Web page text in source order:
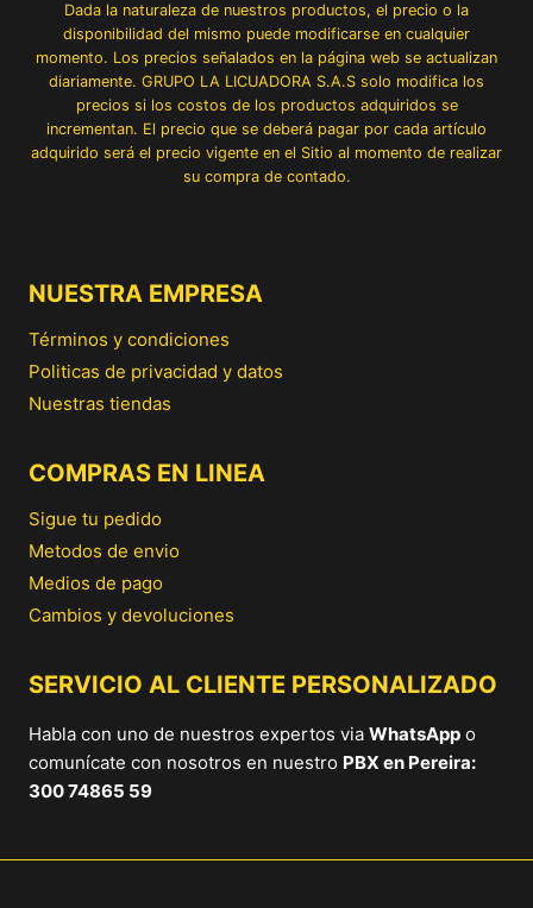
Dada la naturaleza de nuestros productos, el precio o la
disponibilidad del mismo puede modificarse en cualquier
momento. Los precios señalados en la página web se actualizan
diariamente. GRUPO LA LICUADORA S.A.S solo modifica los
precios si los costos de los productos adquiridos se
incrementan. El precio que se deberá pagar por cada artículo
adquirido será el precio vigente en el Sitio al momento de realizar
su compra de contado.
NUESTRA EMPRESA
Términos y condiciones
Politicas de privacidad y datos
Nuestras tiendas
COMPRAS EN LINEA
Sigue tu pedido
Metodos de envio
Medios de pago
Cambios y devoluciones
SERVICIO AL CLIENTE PERSONALIZADO
Habla con uno de nuestros expertos via WhatsApp o
comunícate con nosotros en nuestro PBX en Pereira:
300 74865 59